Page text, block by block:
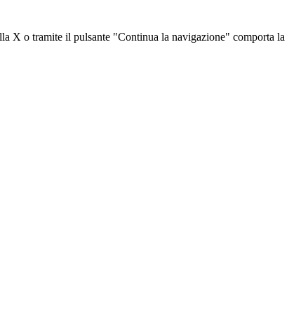
X o tramite il pulsante "Continua la navigazione" comporta la